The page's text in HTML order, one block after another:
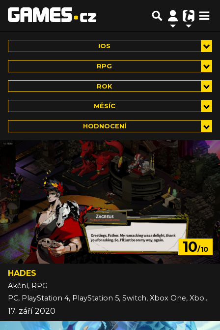
IOS
RPG
ROK
MĚSÍC
HODNOCENÍ
10/10
HADES
Akční, RPG
PC, PlayStation 4, PlayStation 5, Switch, Xbox One, Xbox Series, iOS
17. září 2020